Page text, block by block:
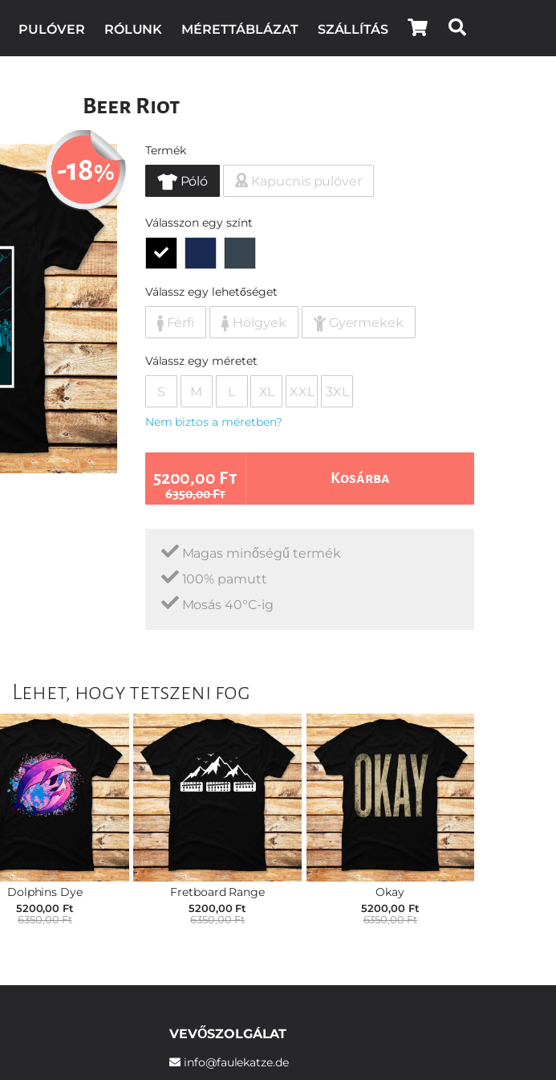
PULÓVER RÓLUNK MÉRETTÁBLÁZAT SZÁLLÍTÁS
Beer Riot
-18%
Termék
Póló Kapucnis pulóver
Válasszon egy színt
Válassz egy lehetőséget
Férfi Hölgyek Gyermekek
Válassz egy méretet
S M L XL XXL 3XL
Nem biztos a méretben?
5200,00 Ft
6350,00 Ft
Kosárba
Magas minőségű termék
100% pamutt
Mosás 40°C-ig
Lehet, hogy tetszeni fog
Dolphins Dye
5200,00 Ft
6350,00 Ft
Fretboard Range
5200,00 Ft
6350,00 Ft
Okay
5200,00 Ft
6350,00 Ft
VEVŐSZOLGÁLAT
info@faulekatze.de